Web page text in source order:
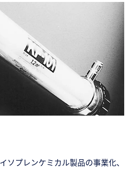
ソプレンケミカル製品の事業化、